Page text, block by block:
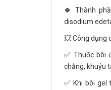
🍀 Thành
disodium
💥 Công dụng
✅ Thuốc bôi
chằng, khuỷu
✅ Khi bôi gel